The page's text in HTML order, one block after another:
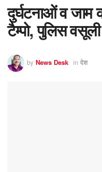
दुर्घटनाओं व जाम
टैम्पो, पुलिस
by News Desk in देश